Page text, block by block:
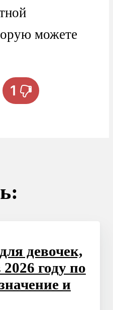
можете
1
девочек,
году по
и